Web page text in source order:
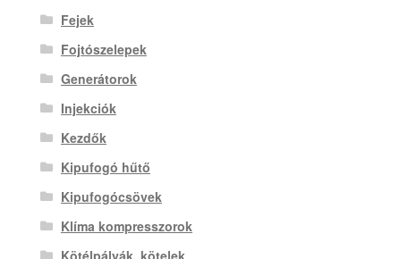
Fejek
Fojtószelepek
Generátorok
Injekciók
Kezdők
Kipufogó hűtő
Kipufogócsövek
Klíma kompresszorok
Kötélpályák, kötelek